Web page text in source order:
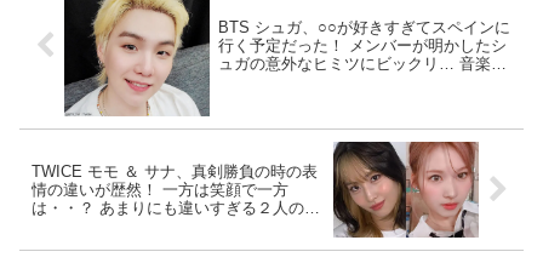
BTS シュガ、○○が好きすぎてスペインに
行く予定だった！ メンバーが明かしたシ
ュガの意外なヒミツにビックリ… 音楽以
TWICE モモ ＆ サナ、真剣勝負の時の表
情の違いが歴然！ 一方は笑顔で一方
は・・？ あまりにも違いすぎる２人の姿